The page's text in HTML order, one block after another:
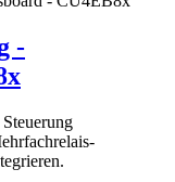
-